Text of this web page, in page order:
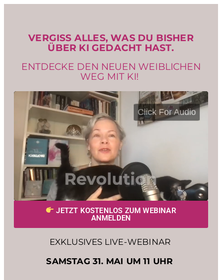
VERGISS ALLES, WAS DU BISHER
ÜBER KI GEDACHT HAST.
ENTDECKE DEN NEUEN WEIBLICHEN
WEG MIT KI!
JETZT KOSTENLOS ZUM WEBINAR
ANMELDEN
EXKLUSIVES LIVE-WEBINAR
SAMSTAG 31. MAI UM 11 UHR